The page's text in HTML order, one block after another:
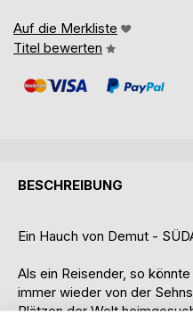
Auf die Merkliste
Titel bewerten
BESCHREIBUNG
Ein Hauch von Demut -
Als ein Reisender, so
immer wieder von der
Plätzen der Welt